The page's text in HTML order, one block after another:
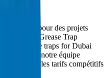
pour des projets
District — Grease Trap
grease traps for Dubai
Contactez notre équipe
projet et les tarifs compétitifs